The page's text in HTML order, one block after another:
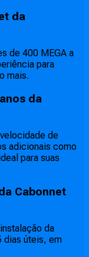
da
de 400 MEGA a
para
mais.
da
de
adicionais como
para suas
Cabonnet
da
dias úteis, em